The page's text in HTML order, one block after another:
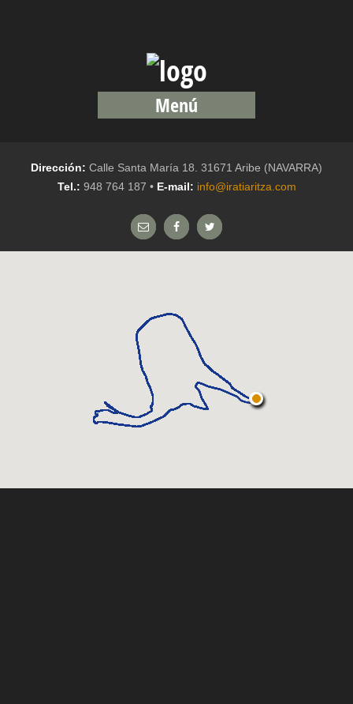
Menú
Dirección: Calle Santa María 18. 31671 Aribe (NAVARRA)
Tel.: 948 764 187 • E-mail: info@iratiaritza.com